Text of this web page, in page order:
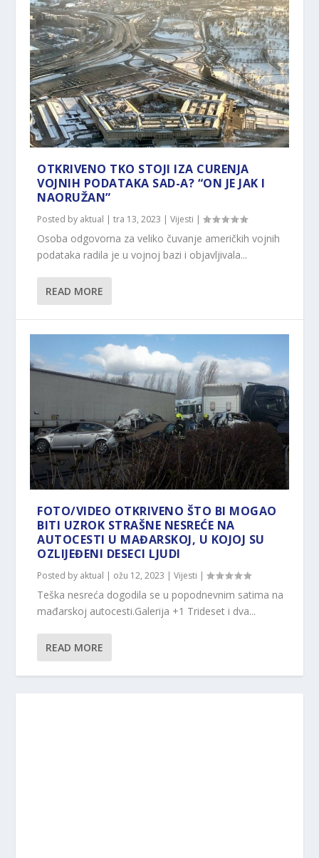
OTKRIVENO TKO STOJI IZA CURENJA
VOJNIH PODATAKA SAD-A? “ON JE JAK I
NAORUŽAN”
Posted by aktual |tra 13, 2023 |Vijesti |
Osoba odgovorna za veliko čuvanje američkih vojnih
podataka radila je u vojnoj bazi i objavljivala...
READ MORE
FOTO/VIDEO OTKRIVENO ŠTO BI MOGAO
BITI UZROK STRAŠNE NESREĆE NA
AUTOCESTI U MAĐARSKOJ, U KOJOJ SU
OZLIJEĐENI DESECI LJUDI
Posted by aktual | ožu 12, 2023 |Vijesti |
Teška nesreća dogodila se u popodnevnim satima na
mađarskoj autocesti.Galerija +1 Trideset i dva...
READ MORE